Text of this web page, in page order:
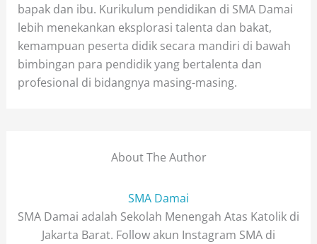
bapak dan ibu. Kurikulum pendidikan di SMA Damai
lebih menekankan eksplorasi talenta dan bakat,
kemampuan peserta didik secara mandiri di bawah
bimbingan para pendidik yang bertalenta dan
profesional di bidangnya masing-masing.
About The Author
SMA Damai
SMA Damai adalah Sekolah Menengah Atas Katolik di
Jakarta Barat. Follow akun Instagram SMA di